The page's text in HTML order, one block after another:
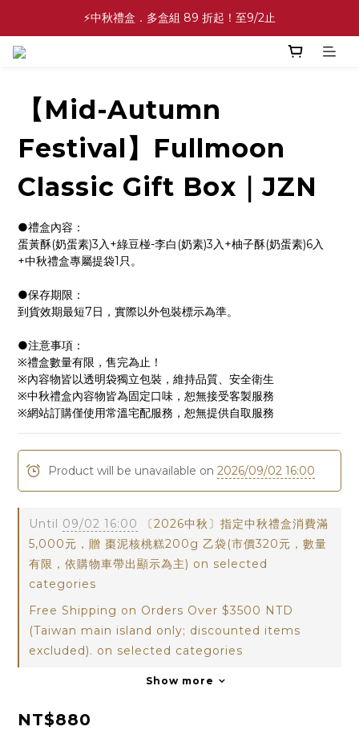
✨中秋禮盒✨滿額最高 86 折起！至9/2止
💕緣滿成雙💕喜餅買10盒送2盒！加碼至8/31止
【Mid-Autumn
Festival】Fullmoon
Classic Gift Box｜JZN
●禮盒內容：
蛋黃酥(奶蛋素)3入+綠豆椪-李白(奶素)3入+柚子酥(奶蛋素)6入
+中秋禮盒專屬提袋1只。
●保存期限：
到貨效期最短7日，實際以外包裝標示為準。
●注意事項：
※禮盒數量有限，售完為止！
※內容物皆以透明袋獨立包裝，維持品質、安全衛生
※中秋禮盒內容物皆為固定口味，恕無接受客製服務
※網站訂購僅使用常溫宅配服務，恕無提供自取服務
Product will be unavailable on 2026/09/02 16:00
Until 09/02 16:00
〔2026中秋〕指定中秋禮盒消費滿
5,000元，贈 棗泥核桃糕200g 乙袋(市價320元，數量
有限，依購物車帶出顯示為主) on selected
categories
Free Shipping on Orders Over $3500 NTD
(Taiwan main island only; discounted items
excluded). on selected categories
Show more
NT$880